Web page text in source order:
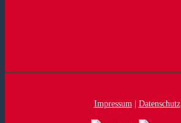
Impressum| Datenschutz